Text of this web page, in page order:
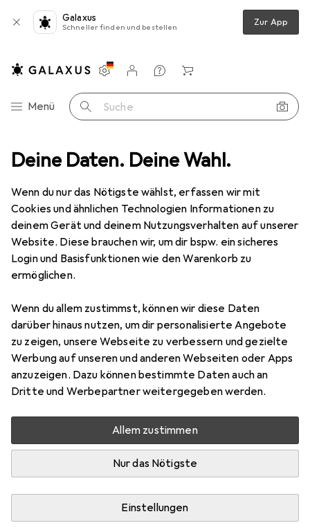
Deine Daten. Deine Wahl.
Wenn du nur das Nötigste wählst, erfassen wir mit
Cookies und ähnlichen Technologien Informationen zu
deinem Gerät und deinem Nutzungsverhalten auf unserer
Website. Diese brauchen wir, um dir bspw. ein sicheres
Login und Basisfunktionen wie den Warenkorb zu
ermöglichen.
Wenn du allem zustimmst, können wir diese Daten
darüber hinaus nutzen, um dir personalisierte Angebote
zu zeigen, unsere Webseite zu verbessern und gezielte
Werbung auf unseren und anderen Webseiten oder Apps
anzuzeigen. Dazu können bestimmte Daten auch an
Dritte und Werbepartner weitergegeben werden.
Allem zustimmen
Nur das Nötigste
Einstellungen
Galaxus
Schneller finden und bestellen Zur App
Navigation nach Kategorien
Menü Suche
Einstellungen
Kundenkonto
Vergleichslisten
Merklisten
Warenkorb
Babyerinnerungen Kaloo Kreativ Mein erster Abdruck
3 Bilder
KalooKreativ Mein erster Abdruck
EUR
23,20
Bewertungen Marke
Mehr von Kaloo
Nur 2 Stück an Lager beim Drittanbieter
Lieferort angeben für genaue Lieferzeit
In den Warenkorb